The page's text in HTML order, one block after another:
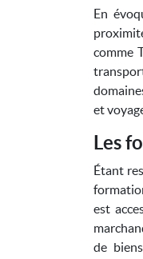
En
comme
et
Les
Étant
est
de